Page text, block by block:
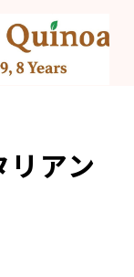
アン